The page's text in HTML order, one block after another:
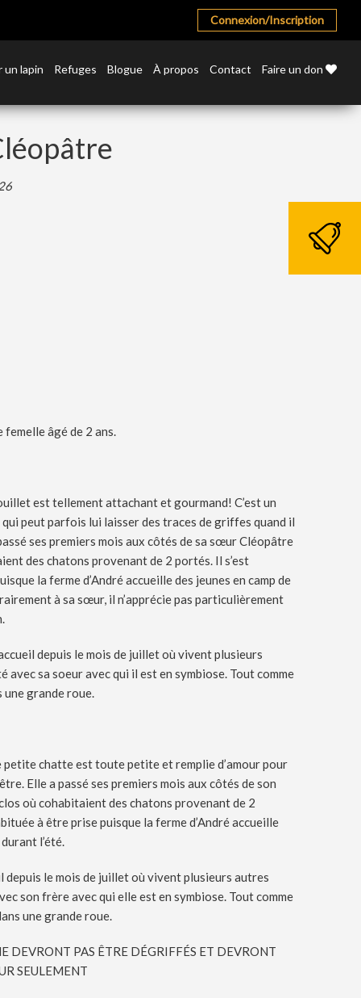
Connexion/Inscription
lapin Refuges Blogue À propos Contact Faire un don
femelle âgé de 2 ans.
est tellement attachant et gourmand! C’est un
qui peut parfois lui laisser des traces de griffes quand il
ses premiers mois aux côtés de sa sœur Cléopâtre
des chatons provenant de 2 portés. Il s’est
la ferme d’André accueille des jeunes en camp de
à sa sœur, il n’apprécie pas particulièrement
depuis le mois de juillet où vivent plusieurs
sa soeur avec qui il est en symbiose. Tout comme
une grande roue.
chatte est toute petite et remplie d’amour pour
Elle a passé ses premiers mois aux côtés de son
où cohabitaient des chatons provenant de 2
à être prise puisque la ferme d’André accueille
l’été.
depuis le mois de juillet où vivent plusieurs autres
son frère avec qui elle est en symbiose. Tout comme
une grande roue.
DEVRONT PAS ÊTRE DÉGRIFFÉS ET DEVRONT
SEULEMENT